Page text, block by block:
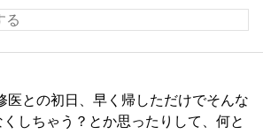
医との初日、早く帰しただけでそんな
しちゃう？とか思ったりして、何と